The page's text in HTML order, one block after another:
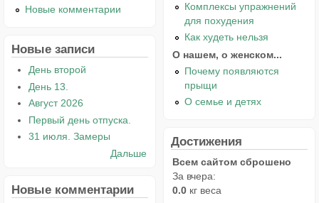
Новые комментарии
Новые записи
День второй
День 13.
Август 2026
Первый день отпуска.
31 июля. Замеры
Дальше
Новые комментарии
Комплексы упражнений
для похудения
Как худеть нельзя
О нашем, о женском...
Почему появляются
прыщи
О семье и детях
Достижения
Всем сайтом сброшено
За вчера:
0.0 кг веса